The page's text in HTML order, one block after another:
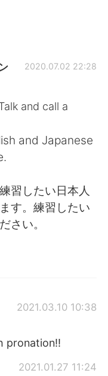
2020.07.02 22:28
and call a
and Japanese
習したい日本人
す。練習したい
さい。
2021.03.10 10:38
pronation!!
2021.01.27 11:24